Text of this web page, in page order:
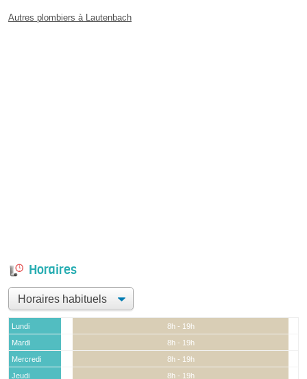
Autres plombiers à Lautenbach
Horaires
Lundi
8h - 19h
Mardi
8h - 19h
Mercredi
8h - 19h
Jeudi
8h - 19h